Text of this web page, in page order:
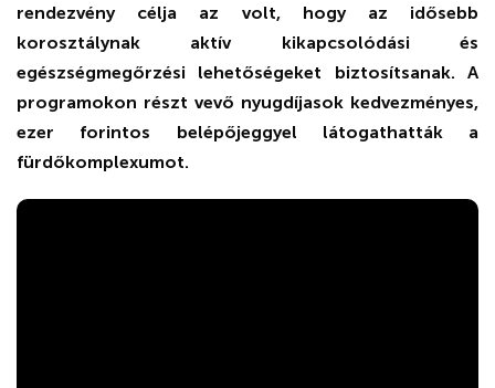
rendezvény célja az volt, hogy az idősebb
korosztálynak aktív kikapcsolódási és
egészségmegőrzési lehetőségeket biztosítsanak. A
programokon részt vevő nyugdíjasok kedvezményes,
ezer forintos belépőjeggyel látogathatták a
fürdőkomplexumot.